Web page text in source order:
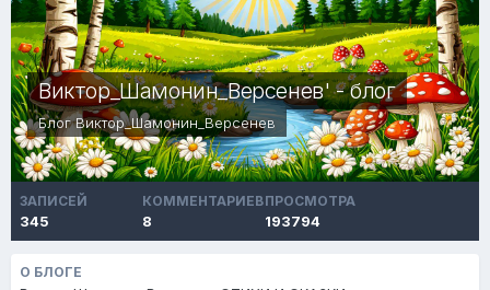
Виктор_Шамонин_Версенев' - блог
БлогВиктор_Шамонин_Версенев
ЗАПИСЕЙ
345
КОММЕНТАРИЕВ
8
ПРОСМОТРА
193794
О БЛОГЕ